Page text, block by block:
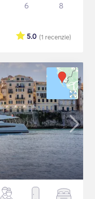
6 8
(1 recenzie)
5.0